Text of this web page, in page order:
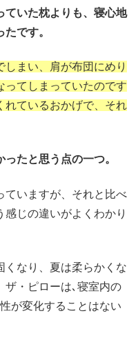
ていた枕よりも、寝心地
です。
まい、肩が布団にめり
ってしまっていたのです
れているおかげで、それ
たと思う点の一つ。
ていますが、それと比べ
じの違いがよくわかり
くなり、夏は柔らかくな
ザ・ピローは､寝室内の
が変化することはない